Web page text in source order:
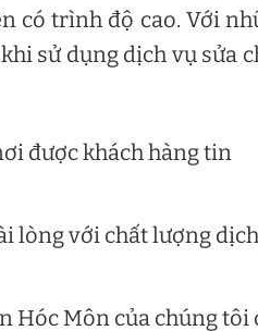
có trình độ cao. Với
sử dụng dịch vụ sửa
được khách hàng tin
lòng với chất lượng
Hóc Môn của chúng tôi